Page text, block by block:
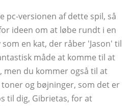
pc-versionen af ​​dette spil, så
ideen om at løbe rundt i en
en kat, der råber 'Jason' til
måde at komme til at
men du kommer også til at
toner og bøjninger, som det er
til dig, Gibrietas, for at